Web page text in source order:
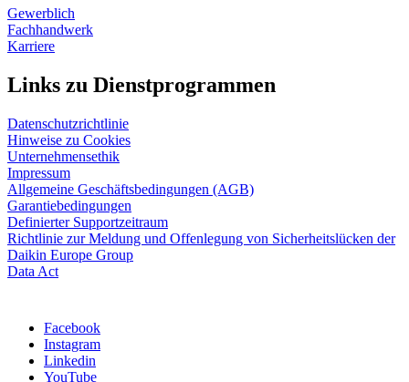
Gewerblich
Fachhandwerk
Karriere
Links zu Dienstprogrammen
Datenschutzrichtlinie
Hinweise zu Cookies
Unternehmensethik
Impressum
Allgemeine Geschäftsbedingungen (AGB)
Garantiebedingungen
Definierter Supportzeitraum
Richtlinie zur Meldung und Offenlegung von Sicherheitslücken der
Daikin Europe Group
Data Act
Facebook
Instagram
Linkedin
YouTube